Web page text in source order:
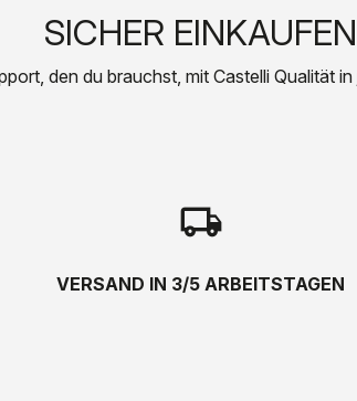
SICHER EINKAUFEN
den du brauchst, mit Castelli Qualität in
local_shipping
VERSAND IN 3/5 ARBEITSTAGEN